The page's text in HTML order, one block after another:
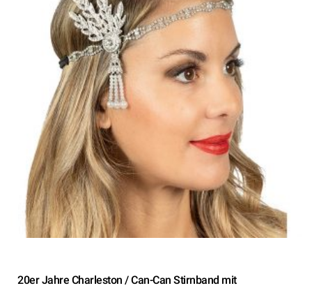
20er Jahre Charleston / Can-Can Stirnband mit